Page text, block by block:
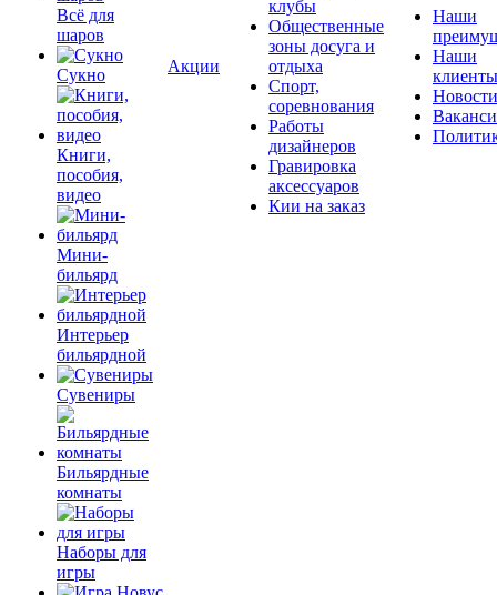
Всё для
шаров
Сукно
Книги,
пособия,
видео
Мини-
бильярд
Интерьер
бильярдной
Сувениры
Бильярдные
комнаты
Наборы для
игры
Акции
клубы
Общественные
зоны досуга и
отдыха
Спорт,
соревнования
Работы
дизайнеров
Гравировка
аксессуаров
Кии на заказ
Наши
Наши
клиенты
Новости